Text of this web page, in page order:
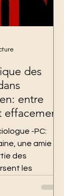
des
entre
-PC:
des
les